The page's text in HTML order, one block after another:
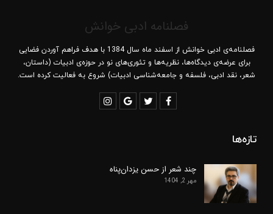
فصلنامه ادبی خوانش
فصلنامه‌ی ادبی خوانش از اسفند ماه سال 1384 با هدف فراهم آوردن فضایی
برای عرضه‌ی دیدگاه‌ها، نظریه‌ها و تئوری‌های نو در حوزه‌ی ادبیات (داستان،
شعر، نقد ادبی، فلسفه و جامعه‌شناسی ادبیات) شروع به فعالیت کرده است.
تازه‌ها
چند شعر از حسن یزدان‌پناه
مهر 2, 1404